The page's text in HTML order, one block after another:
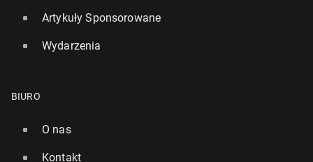
Artykuły Sponsorowane
Wydarzenia
BIURO
O nas
Kontakt